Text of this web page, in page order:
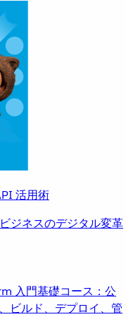
活用術
ジネスのデジタル変革
入門基礎コース：公
ビルド、デプロイ、管